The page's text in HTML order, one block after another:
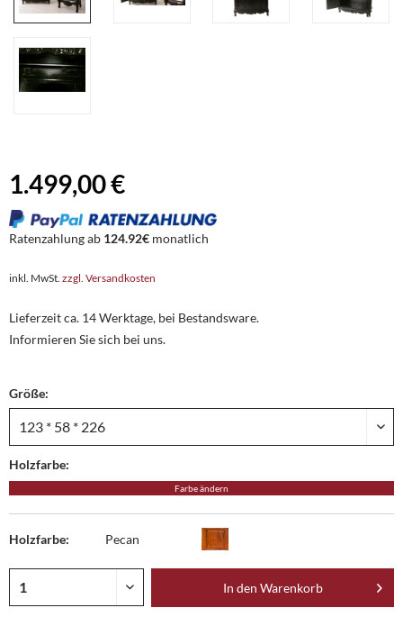
1.499,00 €
Ratenzahlung ab 124.92€ monatlich
inkl. MwSt. zzgl. Versandkosten
Lieferzeit ca. 14 Werktage, bei Bestandsware.
Informieren Sie sich bei uns.
Größe:
Holzfarbe:
Farbe ändern
Holzfarbe: Pecan
In den Warenkorb